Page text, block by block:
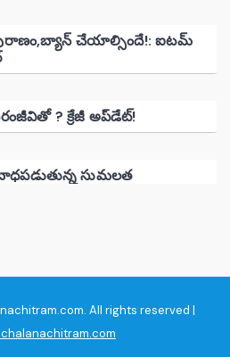
చేయాల్సిందే!: ఐటమ్
? క్రేజీ అప్‌డేట్!
సుమలత
All rights reserved |